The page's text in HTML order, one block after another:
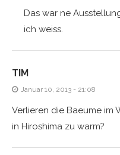
Das war ne
ich weiss.
TIM
Januar 10, 2013 - 21:08
Verlieren die Baeume im
in Hiroshima zu warm?